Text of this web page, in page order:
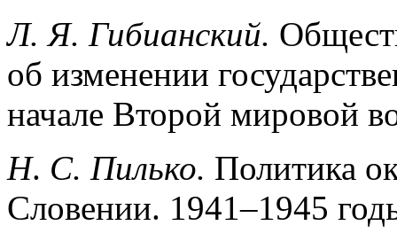
Л. Я. Гибианский.
об изменении
начале Второй мировой
H. С. Пилько. Политика
Словении. 1941–1945